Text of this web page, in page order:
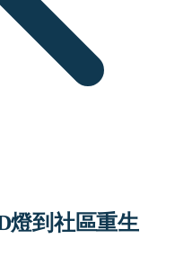
燈到社區重生